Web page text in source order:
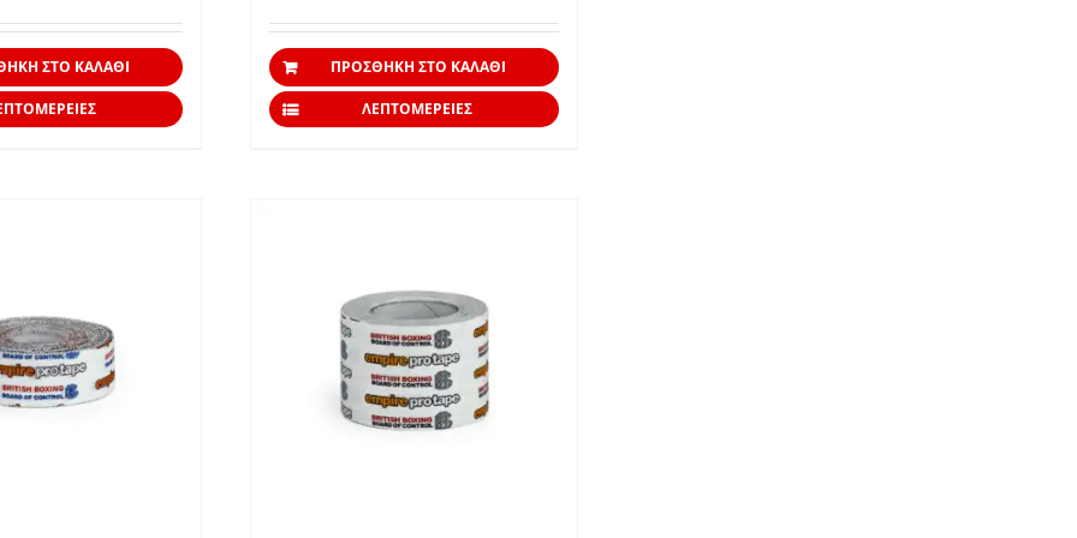
ΣΤΟ ΚΑΛΆΘΙ ΠΡΟΣΘΉΚΗ ΣΤΟ ΚΑΛΆΘΙ
ΛΕΠΤΟΜΈΡΕΙΕΣ